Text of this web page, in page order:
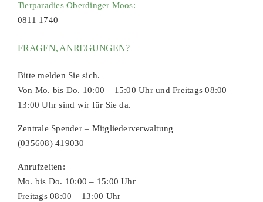
Tierparadies Oberdinger Moos:
0811 1740
FRAGEN, ANREGUNGEN?
Bitte melden Sie sich.
Von Mo. bis Do. 10:00 – 15:00 Uhr und Freitags 08:00 –
13:00 Uhr sind wir für Sie da.
Zentrale Spender – Mitgliederverwaltung
(035608) 419030
Anrufzeiten:
Mo. bis Do. 10:00 – 15:00 Uhr
Freitags 08:00 – 13:00 Uhr